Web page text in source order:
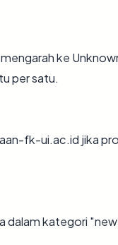
ke
per satu.
fk-ui.ac.id jika
dalam kategori